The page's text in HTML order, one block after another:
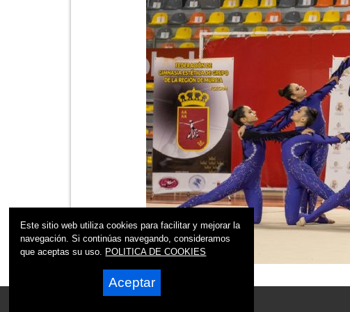
Este sitio web utiliza cookies para facilitar y mejorar la
navegación. Si continúas navegando, consideramos
que aceptas su uso. POLITICA DE COOKIES
Aceptar